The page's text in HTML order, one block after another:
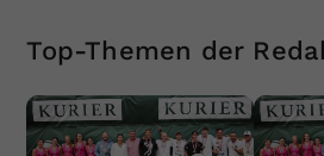
Top-Themen der